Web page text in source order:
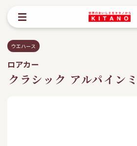
ウエハース
ロアカー
クラシック アルパイン